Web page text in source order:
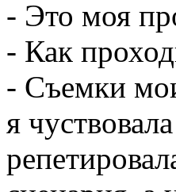
- Это моя
- Как
- Съемки
я